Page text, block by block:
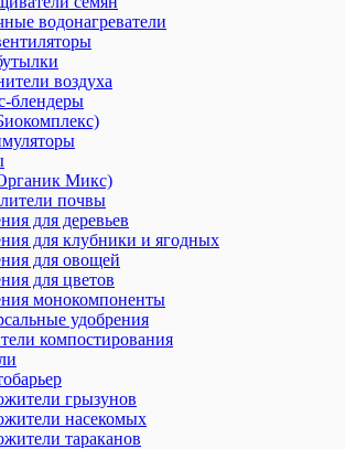
водонагреватели
воздуха
блендеры
Микс)
почвы
для деревьев
для клубники и ягодных
для овощей
для цветов
монокомпоненты
удобрения
компостирования
грызунов
насекомых
тараканов